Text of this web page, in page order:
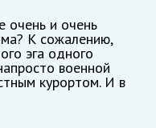
очень и очень
К сожалению,
эга одного
военной
курортом. И в